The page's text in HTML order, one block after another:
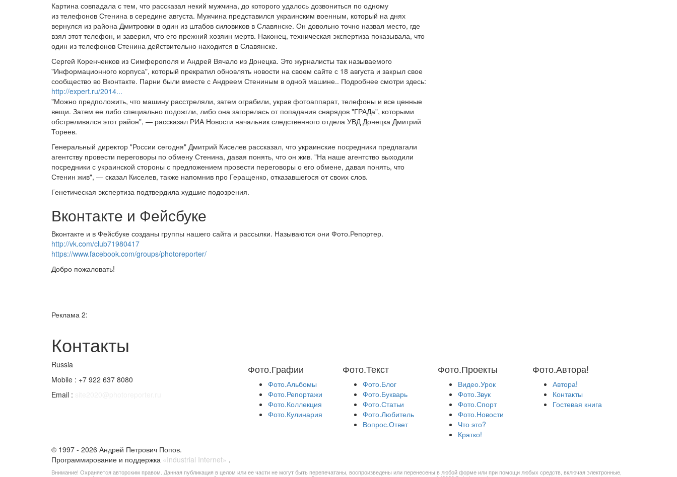
Картина совпадала с тем, что рассказал некий мужчина, до которого удалось дозвониться по одному
из телефонов Стенина в середине августа. Мужчина представился украинским военным, который на днях
вернулся из района Дмитровки в один из штабов силовиков в Славянске. Он довольно точно назвал место, где
взял этот телефон, и заверил, что его прежний хозяин мертв. Наконец, техническая экспертиза показывала, что
один из телефонов Стенина действительно находится в Славянске.
Сергей Коренченков из Симферополя и Андрей Вячало из Донецка. Это журналисты так называемого
"Информационного корпуса", который прекратил обновлять новости на своем сайте с 18 августа и закрыл свое
сообщество во Вконтакте. Парни были вместе с Андреем Стениным в одной машине.. Подробнее смотри здесь:
http://expert.ru/2014...
"Можно предположить, что машину расстреляли, затем ограбили, украв фотоаппарат, телефоны и все ценные
вещи. Затем ее либо специально подожгли, либо она загорелась от попадания снарядов "ГРАДа", которыми
обстреливался этот район", — рассказал РИА Новости начальник следственного отдела УВД Донецка Дмитрий
Тореев.
Генеральный директор "России сегодня" Дмитрий Киселев рассказал, что украинские посредники предлагали
агентству провести переговоры по обмену Стенина, давая понять, что он жив. "На наше агентство выходили
посредники с украинской стороны с предложением провести переговоры о его обмене, давая понять, что
Стенин жив", — сказал Киселев, также напомнив про Геращенко, отказавшегося от своих слов.
Генетическая экспертиза подтвердила худшие подозрения.
Вконтакте и Фейсбуке
Вконтакте и в Фейсбуке созданы группы нашего сайта и рассылки. Называются они Фото.Репортер.
http://vk.com/club71980417
https://www.facebook.com/groups/photoreporter/
Добро пожаловать!
Реклама 2:
Контакты
Russia
Mobile : +7 922 637 8080
Email :
Фото.Графии
Фото.Альбомы
Фото.Репортажи
Фото.Коллекция
Фото.Кулинария
Фото.Текст
Фото.Блог
Фото.Букварь
Фото.Статьи
Фото.Любитель
Вопрос.Ответ
Фото.Проекты
Видео.Урок
Фото.Звук
Фото.Спорт
Фото.Новости
Что это?
Кратко!
Фото.Автора!
Автора!
Контакты
Гостевая книга
© 1997 - 2026 Андрей Петрович Попов.
Программирование и поддержка «Industrial Internet» .
Внимание! Охраняется авторским правом. Данная публикация в целом или ее части не могут быть перепечатаны, воспроизведены или перенесены в любой форме или при помощи любых средств, включая электронные,